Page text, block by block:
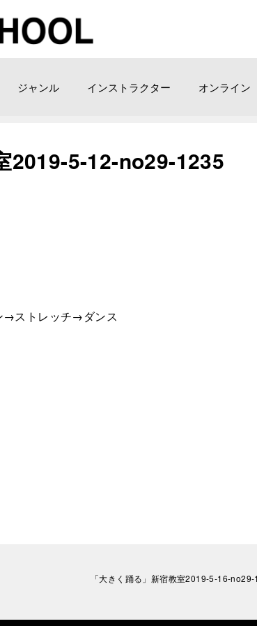
ジャンル インストラクター オンライン
2019-5-12-no29-1235
→ストレッチ→ダンス
「大きく踊る」新宿教室2019-5-16-